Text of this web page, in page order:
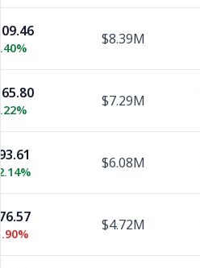
$8.39M
$7.29M
$6.08M
$4.72M